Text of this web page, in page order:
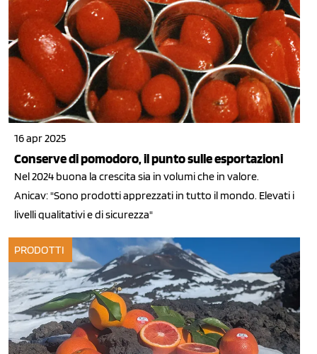
16 apr 2025
Conserve di pomodoro, il punto sulle esportazioni
Nel 2024 buona la crescita sia in volumi che in valore.
Anicav: "Sono prodotti apprezzati in tutto il mondo. Elevati i
livelli qualitativi e di sicurezza"
PRODOTTI